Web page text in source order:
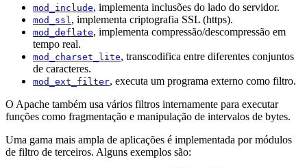
mod_include, implementa inclusões do lado do servidor.
mod_ssl , implementa criptografia SSL (https).
mod_deflate, implementa compressão/descompressão em
tempo real.
mod_charset_lite, transcodifica entre diferentes conjuntos
de caracteres.
mod_ext_filter, executa um programa externo como filtro.
O Apache também usa vários filtros internamente para executar
funções como fragmentação e manipulação de intervalos de bytes.
Uma gama mais ampla de aplicações é implementada por módulos
de filtro de terceiros. Alguns exemplos são: